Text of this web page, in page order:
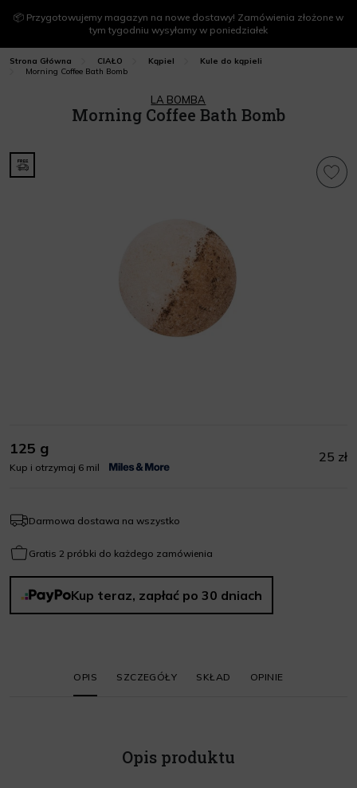
📦 Przygotowujemy magazyn na nowe dostawy! Zamówienia złożone w
tym tygodniu wysyłamy w poniedziałek
Strona Główna CIAŁO Kąpiel
Kule do kąpieli
Morning Coffee Bath Bomb
LA BOMBA
Morning Coffee Bath Bomb
125 g
Kup i otrzymaj 6 mil
25 zł
Darmowa dostawa na wszystko
Gratis 2 próbki do każdego zamówienia
Kup teraz, zapłać po 30 dniach
OPIS SZCZEGÓŁY SKŁAD OPINIE
Opis produktu